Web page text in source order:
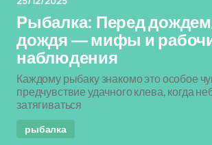
Рыбалка: Перед
дождя — мифы и
наблюдения
Каждому рыбаку знакомо это особое
предчувствие удачного клева, когда
затягиваться
рыбалка